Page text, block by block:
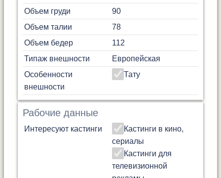
Объем груди
90
Объем талии
78
Объем бедер
112
Типаж внешности
Европейская
Особенности
внешности
Тату
Рабочие данные
Интересуют кастинги
Кастинги в кино,
сериалы
Кастинги для
телевизионной